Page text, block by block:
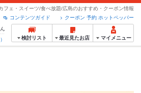
フェ・スイーツ/食べ放題/広島のおすすめ・クーポン情報
クーポン 予約 ホットペッパー
コンテンツガイド
検討リスト 最近見たお店 マイメニュー